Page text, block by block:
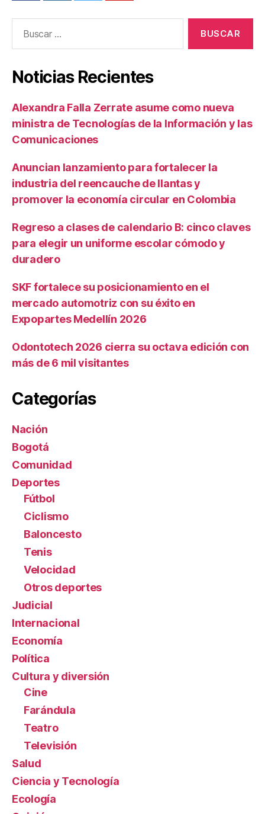
Noticias Recientes
Alexandra Falla Zerrate asume como nueva
ministra de Tecnologías de la Información y las
Comunicaciones
Anuncian lanzamiento para fortalecer la
industria del reencauche de llantas y
promover la economía circular en Colombia
Regreso a clases de calendario B: cinco claves
para elegir un uniforme escolar cómodo y
duradero
SKF fortalece su posicionamiento en el
mercado automotriz con su éxito en
Expopartes Medellín 2026
Odontotech 2026 cierra su octava edición con
más de 6 mil visitantes
Categorías
Nación
Bogotá
Comunidad
Deportes
Fútbol
Ciclismo
Baloncesto
Tenis
Velocidad
Otros deportes
Judicial
Internacional
Economía
Política
Cultura y diversión
Cine
Farándula
Teatro
Televisión
Salud
Ciencia y Tecnología
Ecología